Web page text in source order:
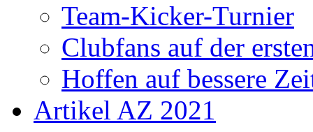
Team-Kicker-Turnier
Clubfans auf der
Hoffen auf bessere
Artikel AZ 2021